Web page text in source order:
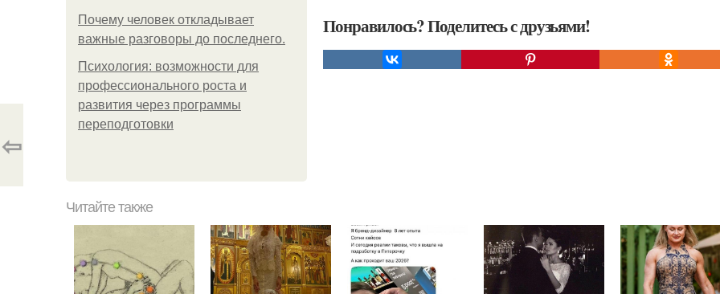
Почему человек откладывает
важные разговоры до последнего.
Психология: возможности для
профессионального роста и
развития через программы
переподготовки
Понравилось? Поделитесь с друзьями!
⇦
Читайте также